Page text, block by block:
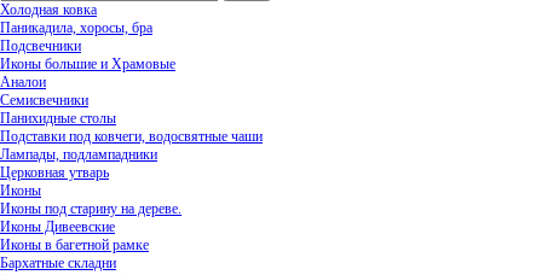
Холодная ковка
Паникадила, хоросы, бра
Подсвечники
Иконы большие и Храмовые
Аналои
Семисвечники
Панихидные столы
Подставки под ковчеги, водосвятные чаши
Лампады, подлампадники
Церковная утварь
Иконы
Иконы под старину на дереве.
Иконы Дивеевские
Иконы в багетной рамке
Бархатные складни